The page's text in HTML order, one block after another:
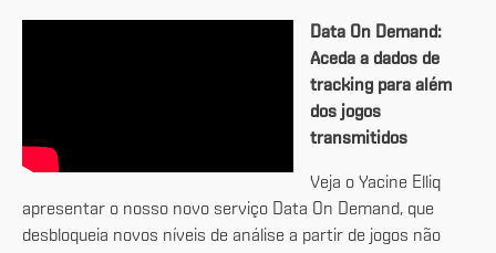
Data On Demand:
Aceda a dados de
tracking para além
dos jogos
transmitidos
Veja o Yacine Elliq
apresentar o nosso novo serviço Data On Demand, que
desbloqueia novos níveis de análise a partir de jogos não